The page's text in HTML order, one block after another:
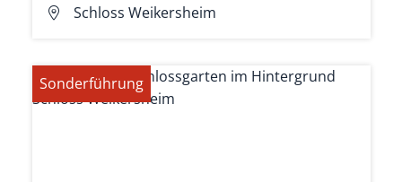
Schloss Weikersheim
Sonderführung